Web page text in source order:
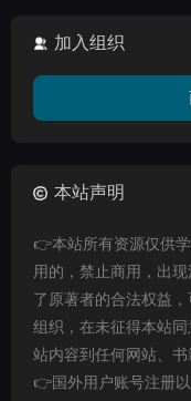
加入组织
本站声明
👉本站所有资源仅供
用的，禁止商用，出
了原著者的合法权益
组织，在未征得本站
站内容到任何网站、书
👉国外用户账号注册